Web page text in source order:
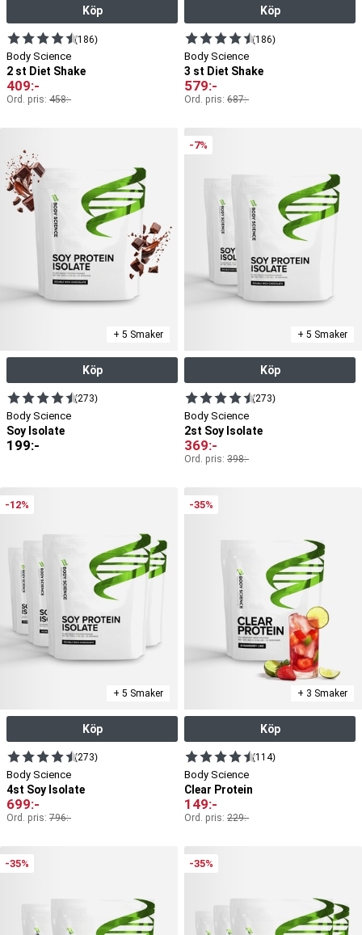
Köp
(186)
Body Science
2 st Diet Shake
409:-
Ord. pris: 458:-
Köp
(186)
Body Science
3 st Diet Shake
579:-
Ord. pris: 687:-
+ 5 Smaker
Köp
(273)
Body Science
Soy Isolate
199:-
-7%
+ 5 Smaker
Köp
(273)
Body Science
2st Soy Isolate
369:-
Ord. pris: 398:-
-12%
+ 5 Smaker
Köp
(273)
Body Science
4st Soy Isolate
699:-
Ord. pris: 796:-
-35%
+ 3 Smaker
Köp
(114)
Body Science
Clear Protein
149:-
Ord. pris: 229:-
-35% -35%